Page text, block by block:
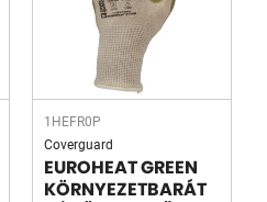
1HEFR0P
Coverguard
EUROHEAT GREEN
KÖRNYEZETBARÁT